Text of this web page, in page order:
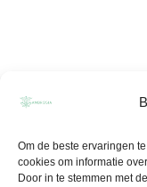
Om de beste ervaringen
cookies om informatie
Door in te stemmen met